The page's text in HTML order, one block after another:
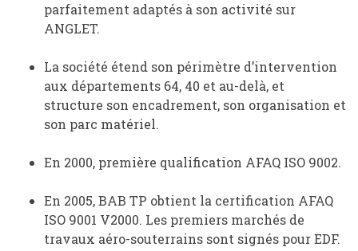
parfaitement adaptés à son activité sur
ANGLET.
La société étend son périmètre d’intervention
aux départements 64, 40 et au-delà, et
structure son encadrement, son organisation et
son parc matériel.
En 2000, première qualification AFAQ ISO 9002.
En 2005, BAB TP obtient la certification AFAQ
ISO 9001 V2000. Les premiers marchés de
travaux aéro-souterrains sont signés pour EDF.